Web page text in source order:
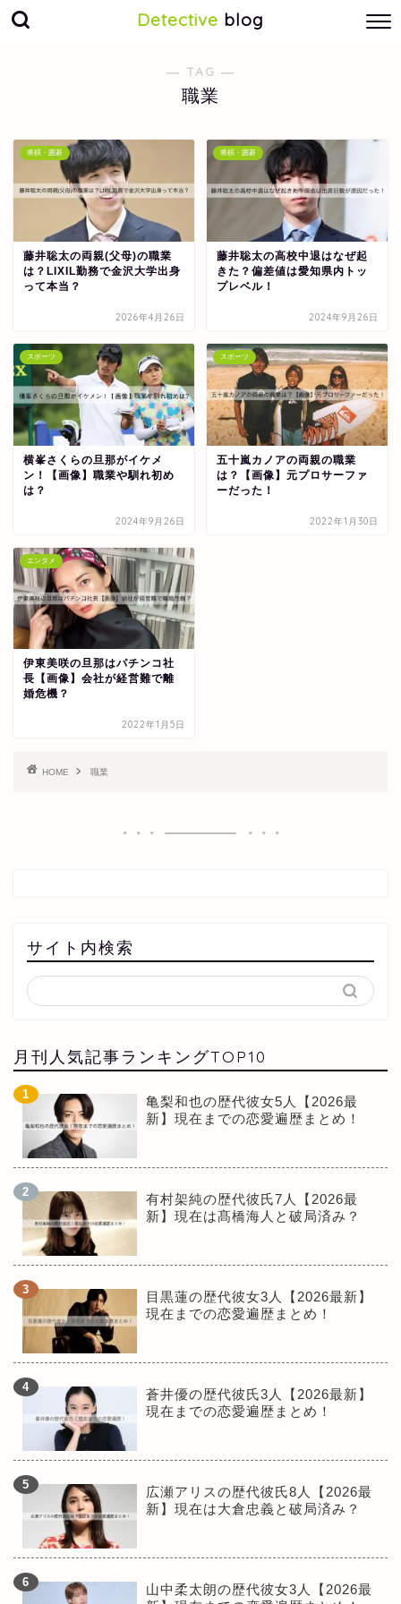
Detective blog
― TAG ―
職業
将棋・囲碁
藤井聡太の両親(父母)の職業
は？LIXIL勤務で金沢大学出身
って本当？
2026年4月26日
将棋・囲碁
藤井聡太の高校中退はなぜ起
きた？偏差値は愛知県内トッ
プレベル！
2024年9月26日
スポーツ
横峯さくらの旦那がイケメ
ン！【画像】職業や馴れ初め
は？
2024年9月26日
スポーツ
五十嵐カノアの両親の職業
は？【画像】元プロサーファ
ーだった！
2022年1月30日
エンタメ
伊東美咲の旦那はパチンコ社
長【画像】会社が経営難で離
婚危機？
2022年1月5日
HOME 職業
サイト内検索
月刊人気記事ランキングTOP10
亀梨和也の歴代彼女5人【2026最
新】現在までの恋愛遍歴まとめ！
有村架純の歴代彼氏7人【2026最
新】現在は髙橋海人と破局済み？
目黒蓮の歴代彼女3人【2026最新】
現在までの恋愛遍歴まとめ！
蒼井優の歴代彼氏3人【2026最新】
現在までの恋愛遍歴まとめ！
広瀬アリスの歴代彼氏8人【2026最
新】現在は大倉忠義と破局済み？
山中柔太朗の歴代彼女3人【2026最